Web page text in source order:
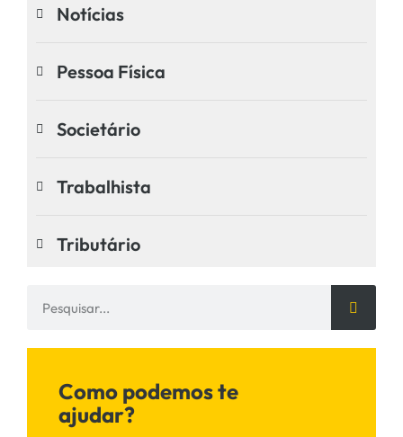
Notícias
Pessoa Física
Societário
Trabalhista
Tributário
Como podemos te
ajudar?